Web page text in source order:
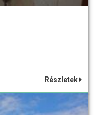
Részletek